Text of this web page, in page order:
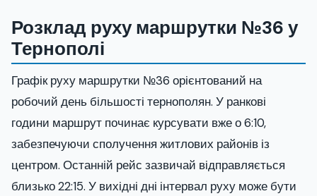
Розклад руху маршрутки №36 у
Тернополі
Графік руху маршрутки №36 орієнтований на
робочий день більшості тернополян. У ранкові
години маршрут починає курсувати вже о 6:10,
забезпечуючи сполучення житлових районів із
центром. Останній рейс зазвичай відправляється
близько 22:15. У вихідні дні інтервал руху може бути